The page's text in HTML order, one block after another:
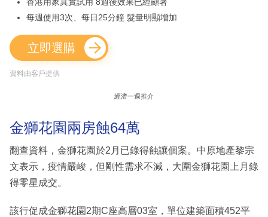
每週使用3次、每日25分鐘 髮量明顯增加
立即選購
資料由客戶提供
經濟一週推介
金獅花園兩房蝕64萬
翻查資料，金獅花園於2月已錄得蝕讓個案。中原地產黎宗
文表示，疫情嚴峻，但剛性需求不減，大圍金獅花園上月錄
得零星成交。
該行促成金獅花園2期C座高層03室，單位建築面積452平